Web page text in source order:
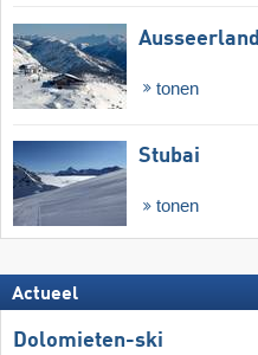
Ausseerland
tonen
Stubai
tonen
Actueel
Dolomieten-ski